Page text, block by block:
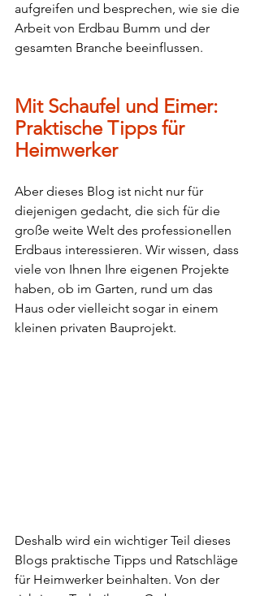
aufgreifen und besprechen, wie sie die
Arbeit von Erdbau Bumm und der
gesamten Branche beeinflussen.
Mit Schaufel und Eimer:
Praktische Tipps für
Heimwerker
Aber dieses Blog ist nicht nur für
diejenigen gedacht, die sich für die
große weite Welt des professionellen
Erdbaus interessieren. Wir wissen, dass
viele von Ihnen Ihre eigenen Projekte
haben, ob im Garten, rund um das
Haus oder vielleicht sogar in einem
kleinen privaten Bauprojekt.
Deshalb wird ein wichtiger Teil dieses
Blogs praktische Tipps und Ratschläge
für Heimwerker beinhalten. Von der